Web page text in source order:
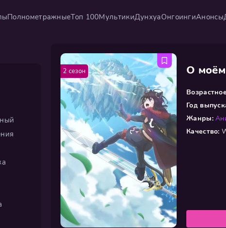
ПолнометражныеТоп 100МультикиДунхуаОнгоингиАнонсы
О
Год
Жанры:
Качество:
2 сезон